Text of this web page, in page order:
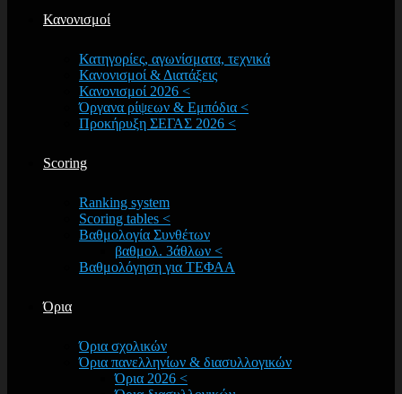
Κανονισμοί
Κατηγορίες, αγωνίσματα, τεχνικά
Κανονισμοί & Διατάξεις
Κανονισμοί 2026 <
Όργανα ρίψεων & Εμπόδια <
Προκήρυξη ΣΕΓΑΣ 2026 <
Scoring
Ranking system
Scoring tables <
Βαθμολογία Συνθέτων
βαθμολ. 3άθλων <
Βαθμολόγηση για ΤΕΦΑΑ
Όρια
Όρια σχολικών
Όρια πανελληνίων & διασυλλογικών
Όρια 2026 <